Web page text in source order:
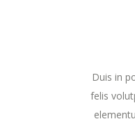
Duis in
felis